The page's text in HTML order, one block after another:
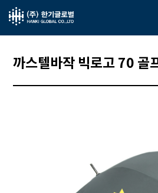
까스텔바작 빅로고 70 골